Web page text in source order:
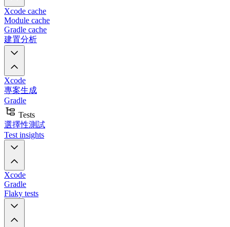
Xcode cache
Module cache
Gradle cache
建置分析
Xcode
專案生成
Gradle
Tests
選擇性測試
Test insights
Xcode
Gradle
Flaky tests